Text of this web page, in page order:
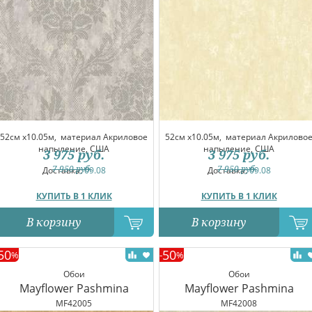
52см x10.05м, материал Акриловое
напыление, США
Доставка:09.08
КУПИТЬ В 1 КЛИК
7 950руб.
3 975 руб.
В корзину
52см x10.05м, материал Акриловое
напыление, США
Доставка:09.08
КУПИТЬ В 1 КЛИК
7 950руб.
3 975 руб.
В корзину
Обои
Mayflower Pashmina
MF42005
%
Обои
Mayflower Pashmina
MF42008
-50%